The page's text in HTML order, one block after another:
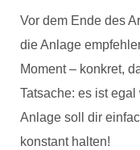
Vor dem Ende des
die Anlage
Moment – konkret,
Tatsache: es ist
Anlage soll dir
konstant halten!